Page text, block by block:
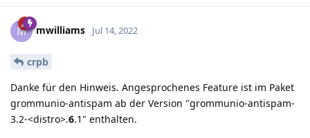
M mwilliams Jul 14, 2022
crpb
Danke für den Hinweis. Angesprochenes Feature ist im Paket
grommunio-antispam ab der Version "grommunio-antispam-
3.2-<distro>.6.1" enthalten.